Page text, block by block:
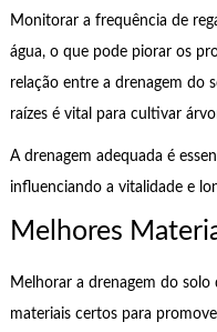
Monitorar a frequência de
água, o que pode piorar os
relação entre a drenagem do
raízes é vital para cultivar
A drenagem adequada é
influenciando a vitalidade e
Melhores
Melhorar a drenagem do
materiais certos para